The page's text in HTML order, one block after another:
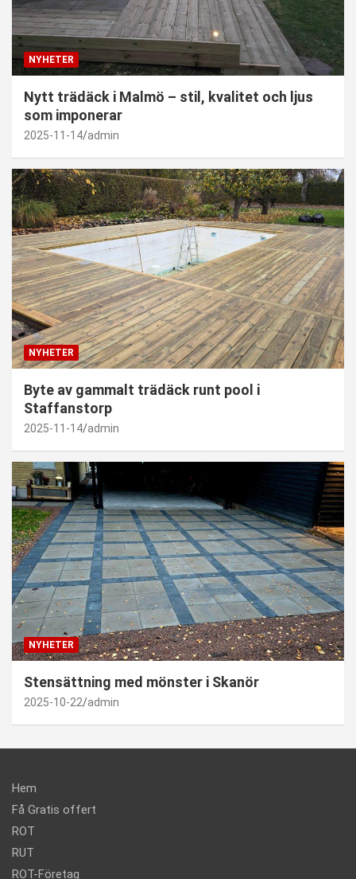
NYHETER
Nytt trädäck i Malmö – stil, kvalitet och ljus
som imponerar
2025-11-14 admin
NYHETER
Byte av gammalt trädäck runt pool i
Staffanstorp
2025-11-14 admin
NYHETER
Stensättning med mönster i Skanör
2025-10-22 admin
Hem
Få Gratis offert
ROT
RUT
ROT-Företag